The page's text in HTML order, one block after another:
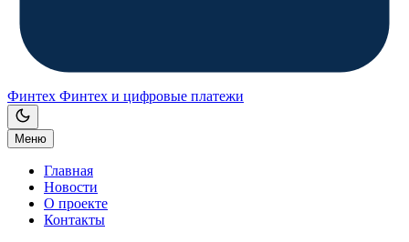
Финтех Финтех и цифровые платежи
Меню
Главная
Новости
О проекте
Контакты